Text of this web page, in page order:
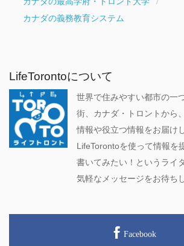
カナダの義務教育システム
LifeTorontoについて
世界で住みやすい都市の一
街、カナダ・トロントから
情報や役立つ情報をお届け
LifeTorontoを使って情報を
書いてみたい！というライ
気軽なメッセージをお待ち
Facebook